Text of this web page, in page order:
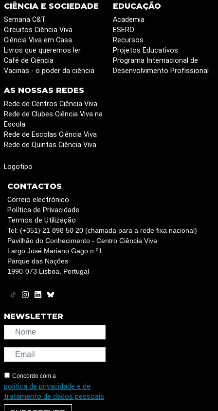
CIÊNCIA E SOCIEDADE
Semana C&T
Circuitos Ciência Viva
Ciência Viva em Casa
Livros que queremos ler
Café de Ciência
Vacinas - o poder da ciência
EDUCAÇÃO
Academia
ESERO
Recursos
Projetos Educativos
Programa Internacional de
Desenvolvimento Profissional
AS NOSSAS REDES
Rede de Centros Ciência Viva
Rede de Clubes Ciência Viva na
Escola
Rede de Escolas Ciência Viva
Rede de Quintas Ciência Viva
Logotipo
CONTACTOS
Correio electrónico
Política de Privacidade
Termos de Utilização
Tel: (+351) 21 898 50 20 (chamada para a rede fixa nacional)
Pavilhão do Conhecimento - Centro Ciência Viva
Largo José Mariano Gago n.º1
Parque das Nações
1990-073 Lisboa, Portugal
NEWSLETTER
Concordo com a
política de privacidade e de
tratamento de dados pessoais